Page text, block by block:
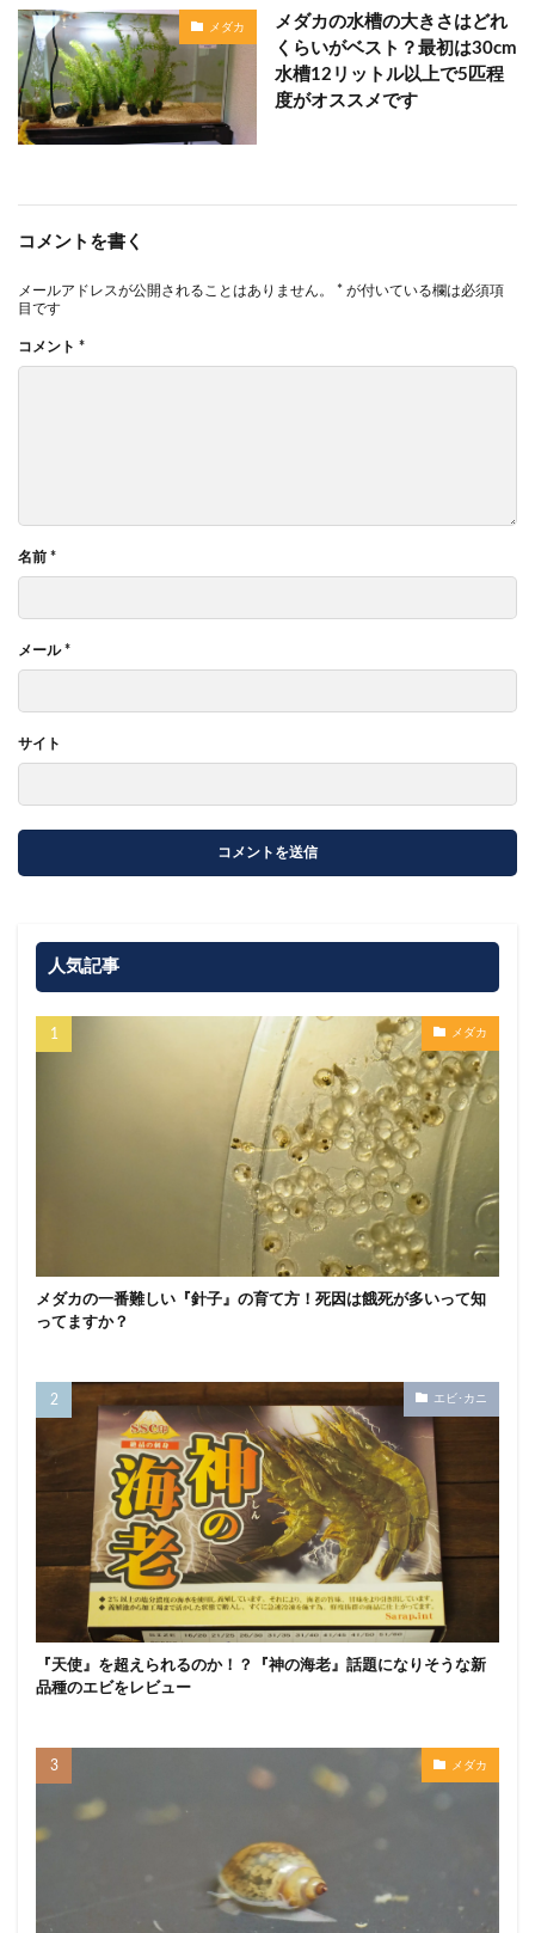
メダカ
メダカの水槽の大きさはどれ
くらいがベスト？最初は30cm
水槽12リットル以上で5匹程
度がオススメです
コメントを書く
メールアドレスが公開されることはありません。 * が付いている欄は必須項
目です
コメント *
名前 *
メール*
サイト
人気記事
メダカ
メダカの一番難しい『針子』の育て方！死因は餓死が多いって知
ってますか？
エビ･カニ
『天使』を超えられるのか！？『神の海老』話題になりそうな新
品種のエビをレビュー
メダカ